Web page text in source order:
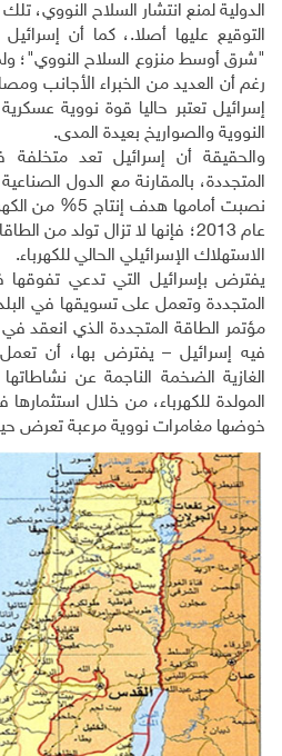
الدولية لمنع انتشار السلاح النووي،
التوقيع عليها أصلا.، كما أن
"شرق أوسط منزوع السلاح النووي"؛
رغم أن العديد من الخبراء الأجانب
إسرائيل تعتبر حاليا قوة نووية
النووية والصواريخ بعيدة المدى.
والحقيقة أن إسرائيل تعد
المتجددة، بالمقارنة مع الدول
نصبت أمامها هدف
الاستهلاك الإسرائيلي الحالي للكهرباء.
يفترض بإسرائيل التي تدعي تفوقها
المتجددة وتعمل على تسويقها في
فيه إسرائيل – يفترض بها، أن تعمل
الغازية الضخمة الناجمة عن
المولدة للكهرباء، من خلال
خوضها مغامرات نووية مرعبة تعرض